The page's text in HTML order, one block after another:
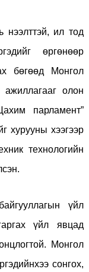
ил тод
өргөнөөр
бөгөөд Монгол
олон
парламент”
хурууны хээгээр
технологийн
үйл
үйл явцад
Монгол
сонгох,